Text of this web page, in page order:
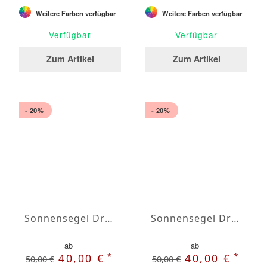
Weitere Farben verfügbar
Verfügbar
Zum Artikel
Weitere Farben verfügbar
Verfügbar
Zum Artikel
- 20%
Sonnensegel Dreieck gleichschenklig Wasserabweisend Agora 6 x 6 x 6m
ab
50,00 € 40,00 €*
- 20%
Sonnensegel Dreieck gleichschenklig Wasserabweisend Agora 6,5 x 6,5 x 6,5m
ab
50,00 € 40,00 €*